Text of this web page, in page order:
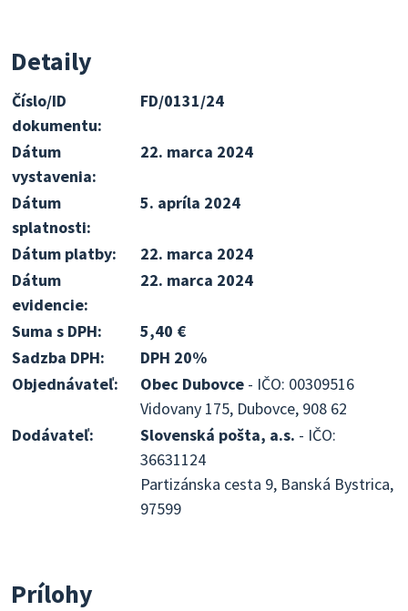
Detaily
Číslo/ID
dokumentu:
FD/0131/24
Dátum
vystavenia:
22. marca 2024
Dátum
splatnosti:
5. apríla 2024
Dátum platby:
22. marca 2024
Dátum
evidencie:
22. marca 2024
Suma s DPH:
5,40 €
Sadzba DPH:
DPH 20%
Objednávateľ:
Obec Dubovce - IČO: 00309516
Vidovany 175, Dubovce, 908 62
Dodávateľ:
Slovenská pošta, a.s. - IČO:
36631124
Partizánska cesta 9, Banská Bystrica,
97599
Prílohy